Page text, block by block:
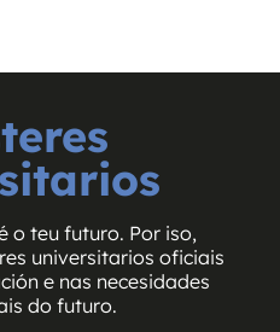
o teu futuro. Por iso,
universitarios oficiais
e nas necesidades
do futuro.